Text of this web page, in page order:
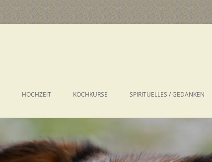
HOCHZEIT KOCHKURSE SPIRITUELLES / GEDANKEN